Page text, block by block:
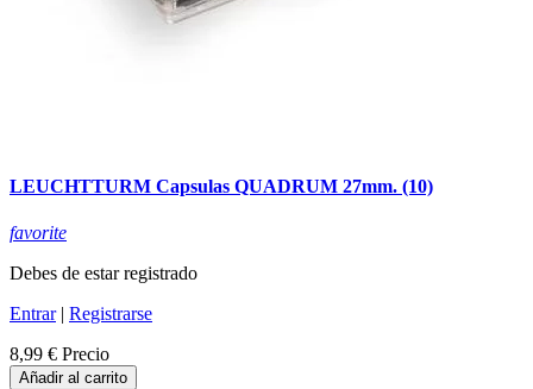
LEUCHTTURM Capsulas QUADRUM 27mm. (10)
favorite
Debes de estar registrado
Entrar| Registrarse
8,99 € Precio
Añadir al carrito